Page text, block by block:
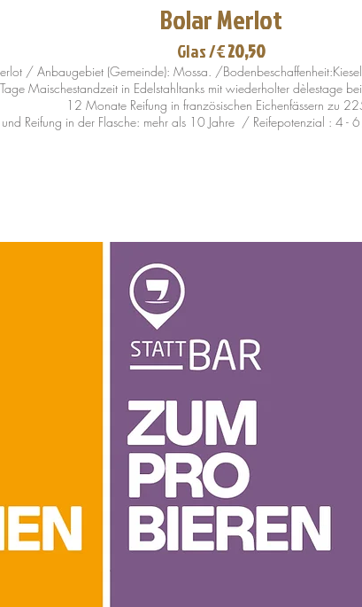
Bolar Merlot
Glas /€20,50
/ Anbaugebiet (Gemeinde): Mossa. /
Maischestandzeit in Edelstahltanks mit wiederholter dèlestage
12 Monate Reifung in französischen Eichenfässern zu
Reifung in der Flasche: mehr als 10 Jahre / Reifepotenzial : 4 -